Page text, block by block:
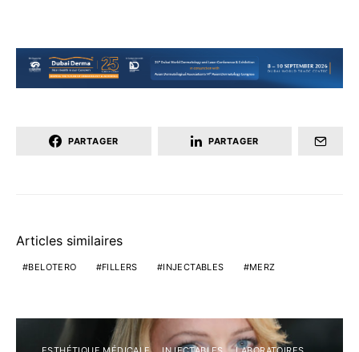
PARTAGER PARTAGER
Articles similaires
BELOTERO FILLERS INJECTABLES MERZ